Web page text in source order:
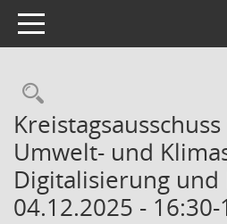
Toggle navigation
Rechercheauswahl
Umwelt- und
Digitalisierung
04.12.2025 -